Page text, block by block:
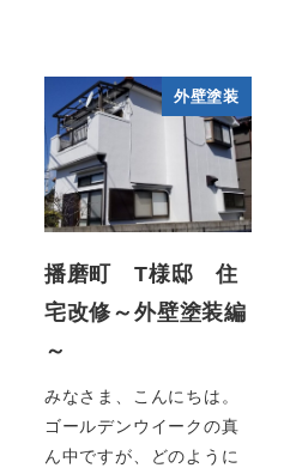
外壁塗装
播磨町 T様邸 住
宅改修～外壁塗装編
～
みなさま、こんにちは。
ゴールデンウイークの真
ん中ですが、どのように